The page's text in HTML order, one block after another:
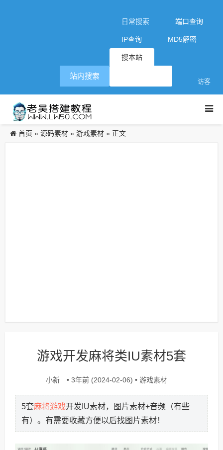
日常搜索 端口查询
IP查询 MD5解密
搜本站
访客
站内搜索
首页 » 源码素材 » 游戏素材 » 正文
游戏开发麻将类IU素材5套
小新 • 3年前 (2024-02-06) • 游戏素材
5套麻将游戏开发IU素材，图片素材+音频（有些
有）。有需要收藏方便以后找图片素材！